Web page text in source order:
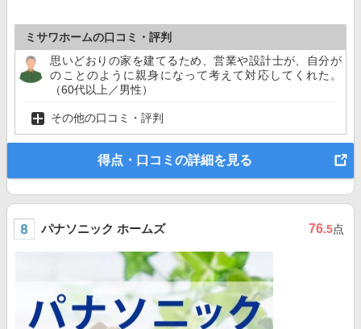
ミサワホームの口コミ・評判
思いどおりの家を建てるため、営業や設計士が、自分が
のことのように親身になって考えて対応してくれた。
（60代以上／男性）
その他の口コミ・評判
得点・口コミの詳細を見る
パナソニック ホームズ 76.5点